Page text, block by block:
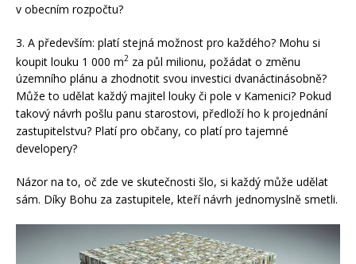
v obecním rozpočtu?
3. A především: platí stejná možnost pro každého? Mohu si
koupit louku 1 000 m2 za půl milionu, požádat o změnu
územního plánu a zhodnotit svou investici dvanáctinásobně?
Může to udělat každý majitel louky či pole v Kamenici? Pokud
takový návrh pošlu panu starostovi, předloží ho k projednání
zastupitelstvu? Platí pro občany, co platí pro tajemné
developery?
Názor na to, oč zde ve skutečnosti šlo, si každý může udělat
sám. Díky Bohu za zastupitele, kteří návrh jednomyslně smetli.